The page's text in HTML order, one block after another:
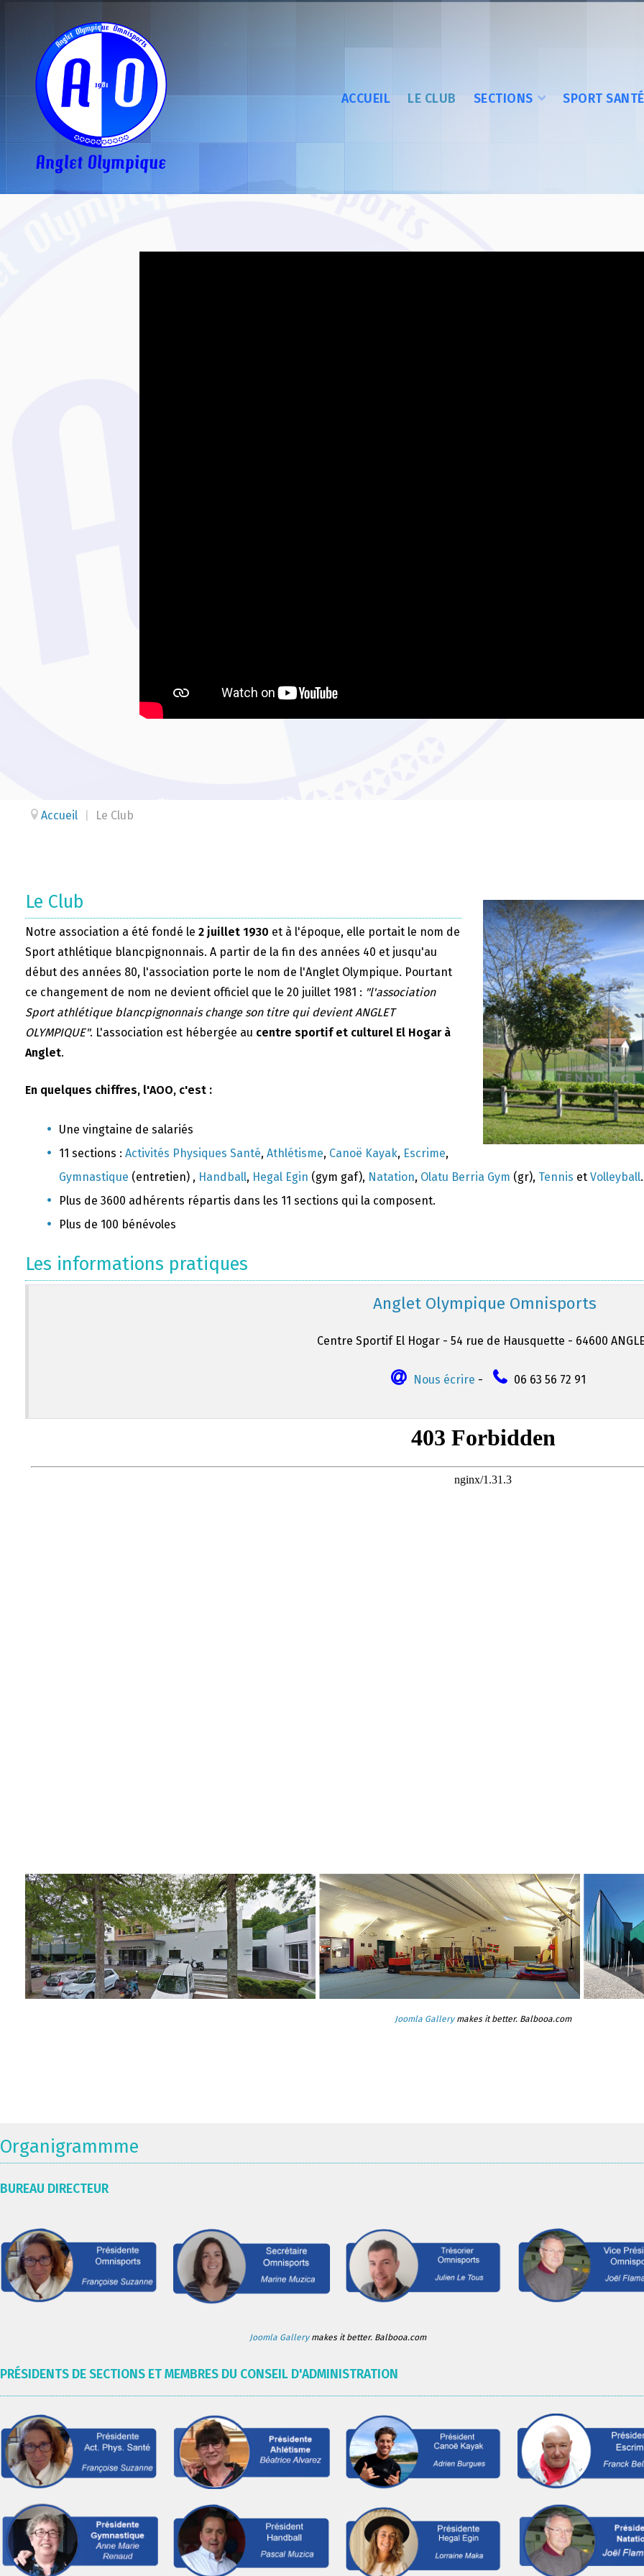
ACCUEIL LE CLUB SECTIONS SPORT SANTÉ
Accueil Le Club
Le Club
Notre association a été fondé le 2 juillet 1930 et à l'époque, elle portait le nom de
Sport athlétique blancpignonnais. A partir de la fin des années 40 et jusqu'au
début des années 80, l'association porte le nom de l'Anglet Olympique. Pourtant
ce changement de nom ne devient officiel que le 20 juillet 1981 : "l'association
Sport athlétique blancpignonnais change son titre qui devient ANGLET
OLYMPIQUE". L'association est hébergée au centre sportif et culturel El Hogar à
Anglet.
En quelques chiffres, l'AOO, c'est :
Une vingtaine de salariés
11 sections : Activités Physiques Santé, Athlétisme, Canoë Kayak, Escrime,
Gymnastique (entretien) , Handball, Hegal Egin (gym gaf), Natation, Olatu Berria Gym (gr), Tennis et Volleyball.
Plus de 3600 adhérents répartis dans les 11 sections qui la composent.
Plus de 100 bénévoles
Les informations pratiques
Anglet Olympique Omnisports
Centre Sportif El Hogar - 54 rue de Hausquette - 64600
Nous écrire - 06 63 56 72 91
Joomla Gallerymakes it better. Balbooa.com
Organigrammme
BUREAU DIRECTEUR
Joomla Gallerymakes it better. Balbooa.com
PRÉSIDENTS DE SECTIONS ET MEMBRES DU CONSEIL D'ADMINISTRATION